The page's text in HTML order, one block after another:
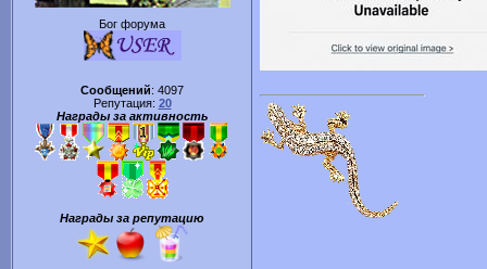
Бог форума
Сообщений: 4097
Репутация: 20
Награды за активность
Награды за репутацию